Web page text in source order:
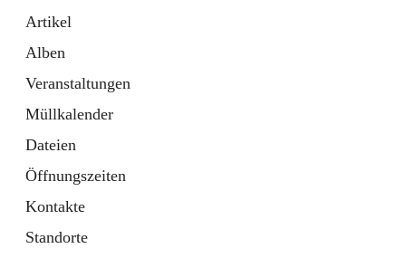
Artikel
Alben
Veranstaltungen
Müllkalender
Dateien
Öffnungszeiten
Kontakte
Standorte
Gemeindeservice